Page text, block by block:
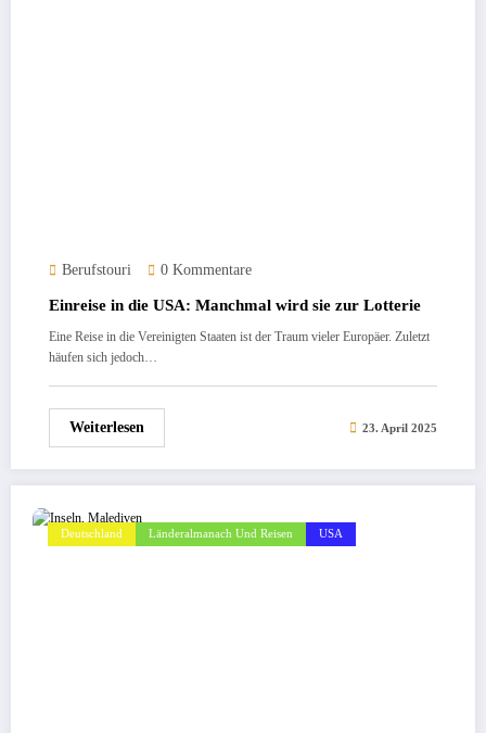
Berufstouri 0 Kommentare
Einreise in die USA: Manchmal wird sie zur Lotterie
Eine Reise in die Vereinigten Staaten ist der Traum vieler Europäer. Zuletzt
häufen sich jedoch…
Weiterlesen 23. April 2025
Deutschland Länderalmanach Und Reisen USA